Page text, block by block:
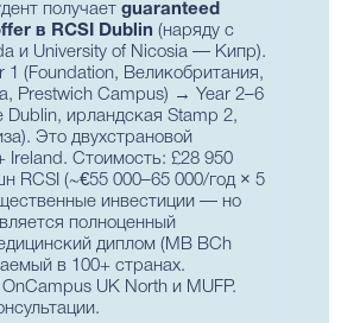
получает guaranteed
в RCSI Dublin (наряду с
и University of Nicosia — Кипр).
(Foundation, Великобритания,
Prestwich Campus) → Year 2–6
Dublin, ирландская Stamp 2,
Это двухстрановой
Ireland. Стоимость: £28 950
RCSI (~€55 000–65 000/год × 5
инвестиции — но
полноценный
диплом (MB BCh
в 100+ странах.
UK North и MUFP.
.